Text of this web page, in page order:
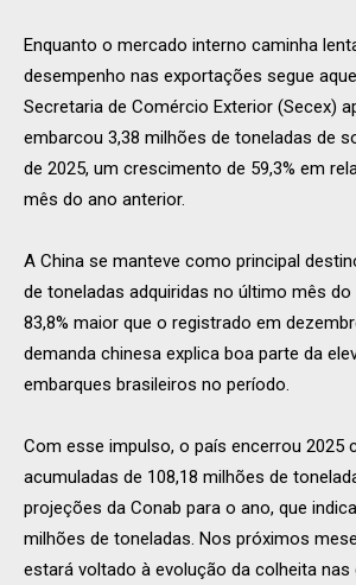
Enquanto o mercado interno caminha
desempenho nas exportações segue
Secretaria de Comércio Exterior (Secex)
embarcou 3,38 milhões de toneladas de
de 2025, um crescimento de 59,3% em
mês do ano anterior.
A China se manteve como principal
de toneladas adquiridas no último mês
83,8% maior que o registrado em
demanda chinesa explica boa parte da
embarques brasileiros no período.
Com esse impulso, o país encerrou 2025
acumuladas de 108,18 milhões de
projeções da Conab para o ano, que
milhões de toneladas. Nos próximos
estará voltado à evolução da colheita nas